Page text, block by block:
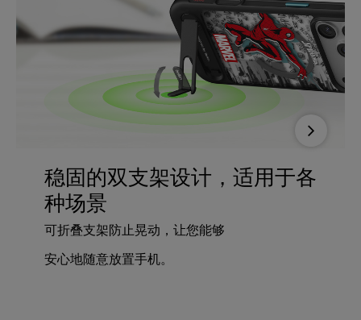
稳固的双支架设计，适用于各
种场景
可折叠支架防止晃动，让您能够
安心地随意放置手机。
Next